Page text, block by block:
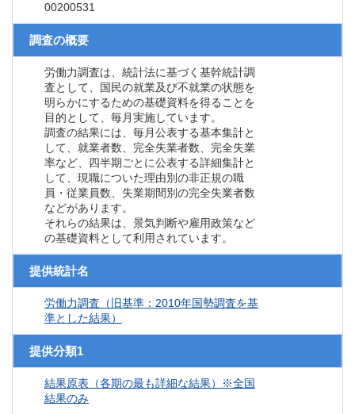
00200531
調査の概要
労働力調査は、統計法に基づく基幹統計調
査として、国民の就業及び不就業の状態を
明らかにするための基礎資料を得ることを
目的として、毎月実施しています。
調査の結果には、毎月公表する基本集計と
して、就業者数、完全失業者数、完全失業
率など、四半期ごとに公表する詳細集計と
して、現職についた理由別の非正規の職
員・従業員数、失業期間別の完全失業者数
などがあります。
それらの結果は、景気判断や雇用政策など
の基礎資料として利用されています。
提供統計名
労働力調査（旧基準：2010年国勢調査を基
準とした結果）
提供分類1
結果原表（各期の最も詳細な結果）※全国
結果のみ